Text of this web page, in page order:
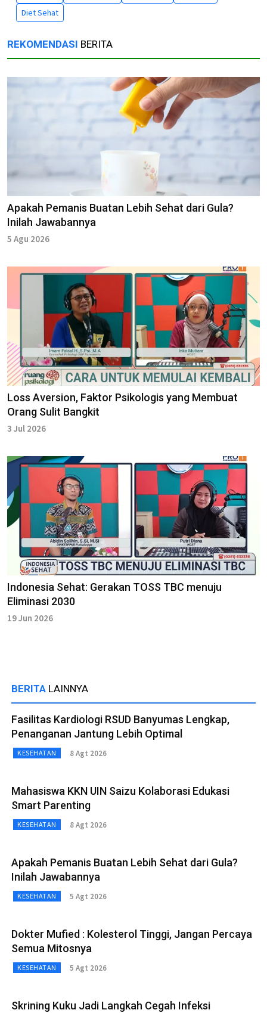
Diet Sehat
REKOMENDASI BERITA
Apakah Pemanis Buatan Lebih Sehat dari Gula?
Inilah Jawabannya
5 Agu 2026
Loss Aversion, Faktor Psikologis yang Membuat
Orang Sulit Bangkit
3 Jul 2026
Indonesia Sehat: Gerakan TOSS TBC menuju
Eliminasi 2030
19 Jun 2026
BERITA LAINNYA
Fasilitas Kardiologi RSUD Banyumas Lengkap,
Penanganan Jantung Lebih Optimal
KESEHATAN 8 Agt 2026
Mahasiswa KKN UIN Saizu Kolaborasi Edukasi
Smart Parenting
KESEHATAN 8 Agt 2026
Apakah Pemanis Buatan Lebih Sehat dari Gula?
Inilah Jawabannya
KESEHATAN 5 Agt 2026
Dokter Mufied : Kolesterol Tinggi, Jangan Percaya
Semua Mitosnya
KESEHATAN 5 Agt 2026
Skrining Kuku Jadi Langkah Cegah Infeksi